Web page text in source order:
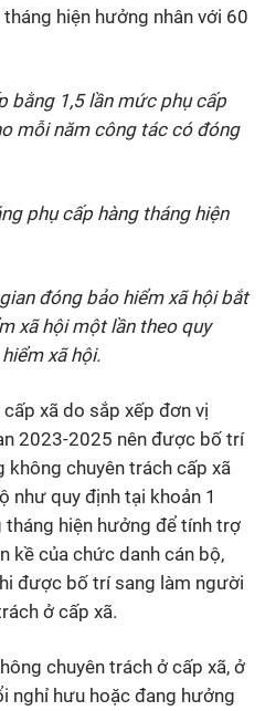
hiện hưởng nhân với 60
bằng 1,5 lần mức phụ cấp
mỗi năm công tác có đóng
phụ cấp hàng tháng hiện
đóng bảo hiểm xã hội bắt
xã hội một lần theo quy
xã hội.
xã do sắp xếp đơn vị
2023-2025 nên được bố trí
chuyên trách cấp xã
như quy định tại khoản 1
hiện hưởng để tính trợ
kề của chức danh cán bộ,
được bố trí sang làm người
ở cấp xã.
chuyên trách ở cấp xã, ở
nghỉ hưu hoặc đang hưởng